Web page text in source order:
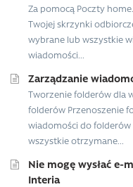
Za pomocą Poczty
Twojej skrzynki
wybrane lub wszystkie
wiadomości...
Zarządzanie
Tworzenie folderów dla
folderów Przenoszenie
wiadomości do
wszystkie otrzymane...
Nie mogę wysłać e-
Interia